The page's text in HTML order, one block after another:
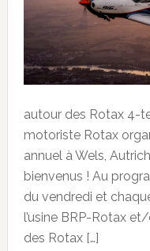
autour des Rotax 4-
motoriste Rotax
annuel à Wels,
bienvenus ! Au
du vendredi et
l’usine BRP-Rotax
des Rotax […]